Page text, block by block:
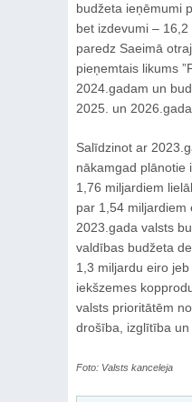
budžeta ieņēmumi
bet izdevumi – 16,2
paredz Saeimā
pieņemtais likums
2024.gadam un
2025. un
Salīdzinot ar
nākamgad plānotie
1,76 miljardiem
par 1,54 miljardiem
2023.gada valsts
valdības budžeta
1,3 miljardu eiro
iekšzemes
valsts prioritātēm
drošība, izglītība un
Foto: Valsts kanceleja